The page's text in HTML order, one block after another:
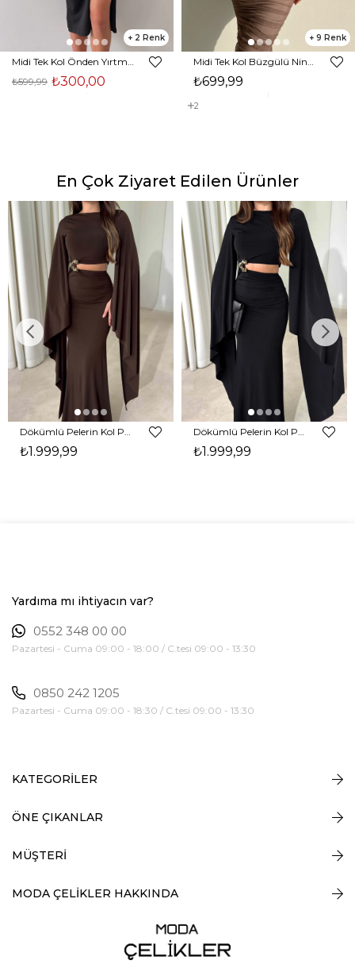
2
₺300,00
₺599,99
9
₺699,99
2
En Çok Ziyaret Edilen Ürünler
₺1.999,99 ₺1.999,99
Yardıma mı ihtiyacın var?
0552 348 00 00
Pazartesi - Cuma 09:00 - 18:00 / C.tesi 09:00 - 13:30
0850 242 1205
Pazartesi - Cuma 09:00 - 18:30 / C.tesi 09:00 - 13:30
KATEGORİLER
ÖNE ÇIKANLAR
MÜŞTERİ
MODA ÇELİKLER HAKKINDA